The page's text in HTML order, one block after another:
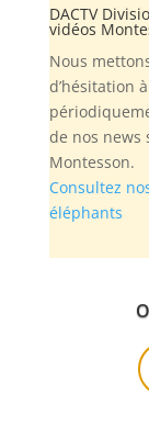
DACTV
vidéos
Nous
d’hésitation
de nos news
Montesson.
Consultez
éléphants